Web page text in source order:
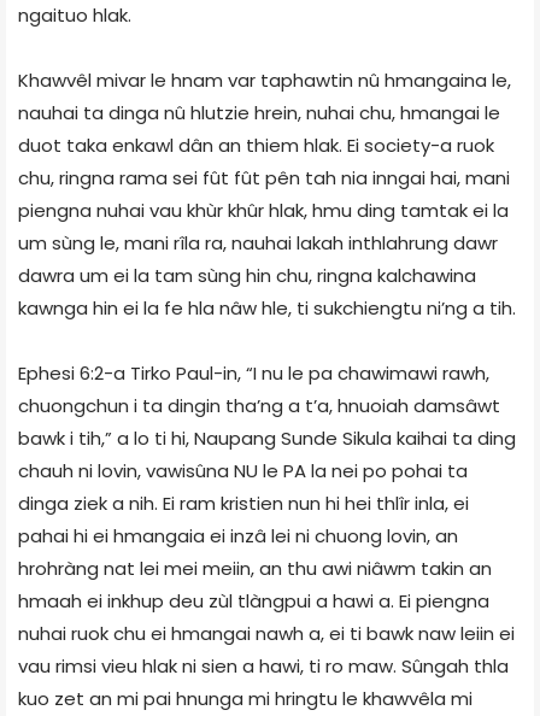
ngaituo hlak.
Khawvêl mivar le hnam var taphawtin nû hmangaina le,
nauhai ta dinga nû hlutzie hrein, nuhai chu, hmangai le
duot taka enkawl dân an thiem hlak. Ei society-a ruok
chu, ringna rama sei fût fût pên tah nia inngai hai, mani
piengna nuhai vau khùr khûr hlak, hmu ding tamtak ei la
um sùng le, mani rîla ra, nauhai lakah inthlahrung dawr
dawra um ei la tam sùng hin chu, ringna kalchawina
kawnga hin ei la fe hla nâw hle, ti sukchiengtu ni’ng a tih.
Ephesi 6:2-a Tirko Paul-in, “I nu le pa chawimawi rawh,
chuongchun i ta dingin tha’ng a t’a, hnuoiah damsâwt
bawk i tih,” a lo ti hi, Naupang Sunde Sikula kaihai ta ding
chauh ni lovin, vawisûna NU le PA la nei po pohai ta
dinga ziek a nih. Ei ram kristien nun hi hei thlîr inla, ei
pahai hi ei hmangaia ei inzâ lei ni chuong lovin, an
hrohràng nat lei mei meiin, an thu awi niâwm takin an
hmaah ei inkhup deu zùl tlàngpui a hawi a. Ei piengna
nuhai ruok chu ei hmangai nawh a, ei ti bawk naw leiin ei
vau rimsi vieu hlak ni sien a hawi, ti ro maw. Sûngah thla
kuo zet an mi pai hnunga mi hringtu le khawvêla mi